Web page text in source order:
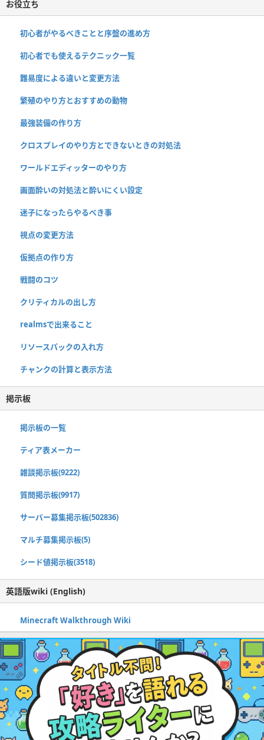
お役立ち
初心者がやるべきことと序盤の進め方
初心者でも使えるテクニック一覧
難易度による違いと変更方法
繁殖のやり方とおすすめの動物
最強装備の作り方
クロスプレイのやり方とできないときの対処法
ワールドエディッターのやり方
画面酔いの対処法と酔いにくい設定
迷子になったらやるべき事
視点の変更方法
仮拠点の作り方
戦闘のコツ
クリティカルの出し方
realmsで出来ること
リソースパックの入れ方
チャンクの計算と表示方法
掲示板
掲示板の一覧
ティア表メーカー
雑談掲示板(9222)
質問掲示板(9917)
サーバー募集掲示板(502836)
マルチ募集掲示板(5)
シード値掲示板(3518)
英語版wiki (English)
Minecraft Walkthrough Wiki